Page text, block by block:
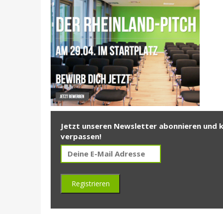
Jetzt unseren Newsletter abonnieren und
verpassen!